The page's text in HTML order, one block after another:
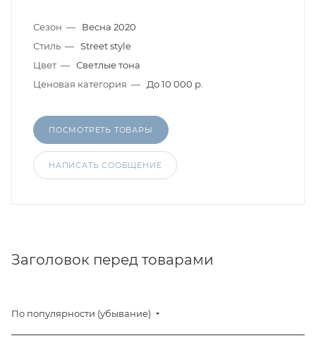
Сезон —
Весна 2020
Стиль — Street style
Цвет — Светлые тона
Ценовая категория — До 10 000 р.
ПОСМОТРЕТЬ ТОВАРЫ
НАПИСАТЬ СООБЩЕНИЕ
Заголовок перед товарами
По популярности (убывание)